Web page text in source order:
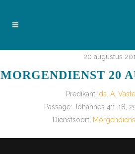
20 augustus
MORGENDIENST 20
Predikant: ds. A.
Passage: Johannes 4:1-18,
Dienstsoort: